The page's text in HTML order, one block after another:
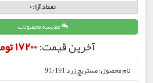
تعداد آرا:0
مقایسه محصولات
آخرین قیمت:17200 تومان
نام محصول: مستربچ زرد 91/191